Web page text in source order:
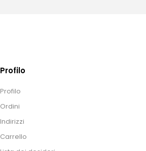
Profilo
Profilo
Ordini
Indirizzi
Carrello